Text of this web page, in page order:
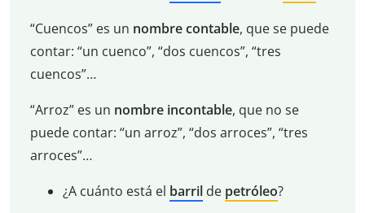
“Cuencos” es un nombre contable, que se puede
contar: “un cuenco”, “dos cuencos”, “tres
cuencos”…
“Arroz” es un nombre incontable, que no se
puede contar: “un arroz”, “dos arroces”, “tres
arroces”…
¿A cuánto está el barrilde petróleo?